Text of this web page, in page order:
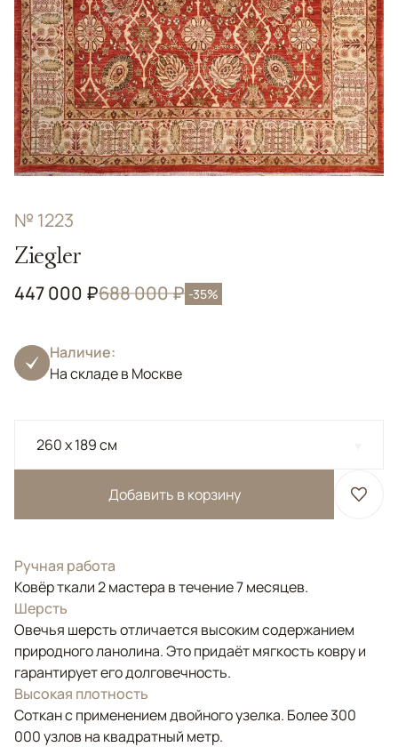
№ 1223
Ziegler
447 000 ₽688 000 ₽ -35%
Наличие:
На складе в Москве
260 x 189 см
Добавить в корзину
Ручная работа
Ковёр ткали 2 мастера в течение 7 месяцев.
Шерсть
Овечья шерсть отличается высоким содержанием
природного ланолина. Это придаёт мягкость ковру и
гарантирует его долговечность.
Высокая плотность
Соткан с применением двойного узелка. Более 300
000 узлов на квадратный метр.